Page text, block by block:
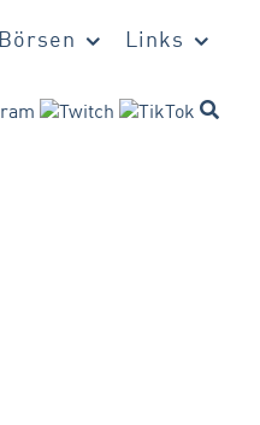
Börsen Links